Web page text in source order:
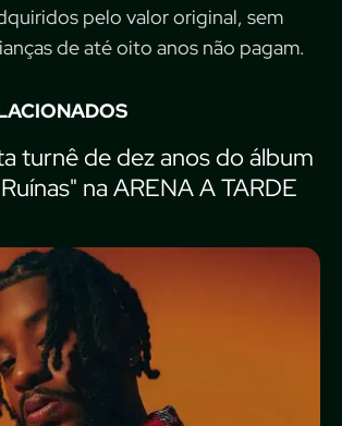
pelo valor original, sem
de até oito anos não pagam.
turnê de dez anos do álbum
na ARENA A TARDE